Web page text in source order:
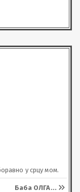
у срцу мом.
Баба ОЛГА...